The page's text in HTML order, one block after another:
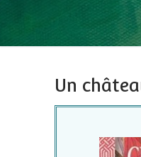
Un